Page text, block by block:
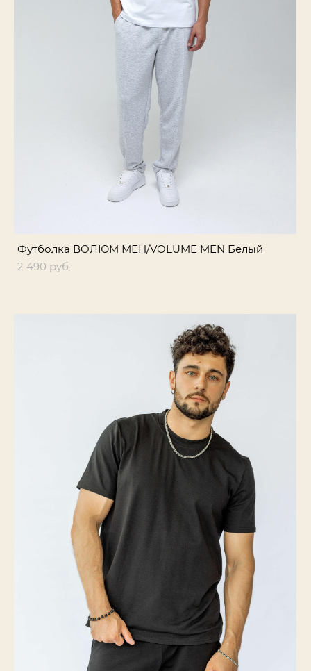
Футболка ВОЛЮМ МЕН/VOLUME MEN Белый
2 490 pуб.